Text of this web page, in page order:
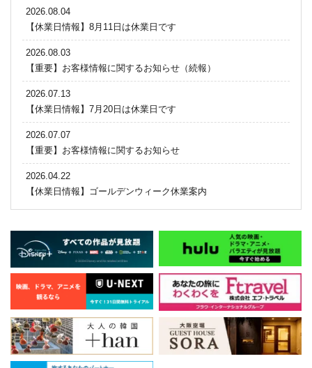
2026.08.04
【休業日情報】8月11日は休業日です
2026.08.03
【重要】お客様情報に関するお知らせ（続報）
2026.07.13
【休業日情報】7月20日は休業日です
2026.07.07
【重要】お客様情報に関するお知らせ
2026.04.22
【休業日情報】ゴールデンウィーク休業案内